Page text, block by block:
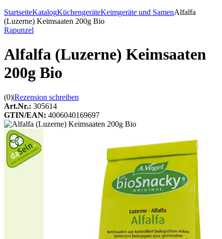
StartseiteKatalogKüchengeräteKeimgeräte und SamenAlfalfa
(Luzerne) Keimsaaten 200g Bio
Rapunzel
Alfalfa (Luzerne) Keimsaaten
200g Bio
(0)|Rezension schreiben
Art.Nr.: 305614
GTIN/EAN: 4006040169697